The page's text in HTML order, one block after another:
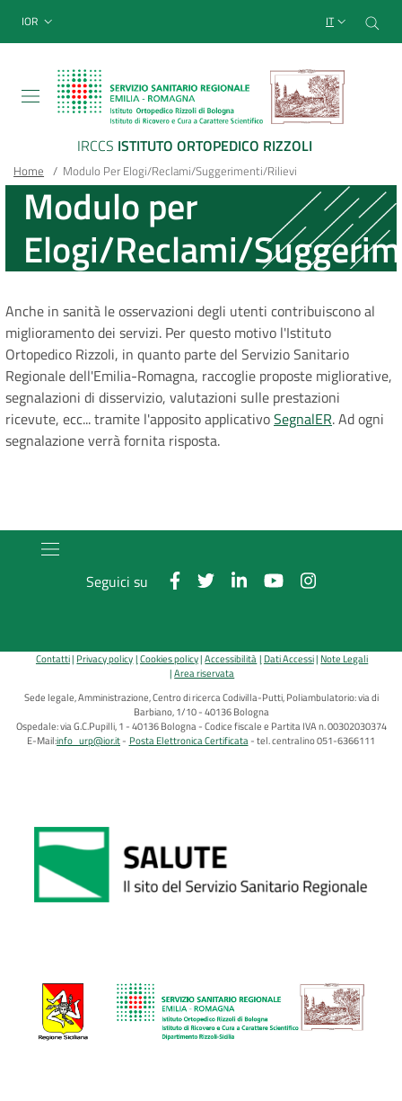
Sito Web Istituto
menu top-bar
IOR IT
IRCCS ISTITUTO ORTOPEDICO RIZZOLI
Main container
Briciole
di
pane
Home / Modulo Per Elogi/Reclami/Suggerimenti/Rilievi
Modulo per
Elogi/Reclami/
Messaggio
di
stato
Anche in sanità le osservazioni degli utenti contribuiscono al
miglioramento dei servizi. Per questo motivo l'Istituto
Ortopedico Rizzoli, in quanto parte del Servizio Sanitario
Regionale dell'Emilia-Romagna, raccoglie proposte migliorative,
segnalazioni di disservizio, valutazioni sulle prestazioni
ricevute, ecc... tramite l'apposito applicativoSegnalER. Ad ogni
segnalazione verrà fornita risposta.
Seguici su
Contatti Privacy policy Cookies policy Accessibilità Dati Accessi Note Legali
Area riservata
Sede legale, Amministrazione, Centro di ricerca Codivilla-Putti, Poliambulatorio: via di
Barbiano, 1/10 - 40136 Bologna
Ospedale: via G.C.Pupilli, 1 - 40136 Bologna - Codice fiscale e Partita IVA n. 00302030374
E-Mail:info_urp@ior.it Posta Elettronica Certificata tel. centralino 051-6366111